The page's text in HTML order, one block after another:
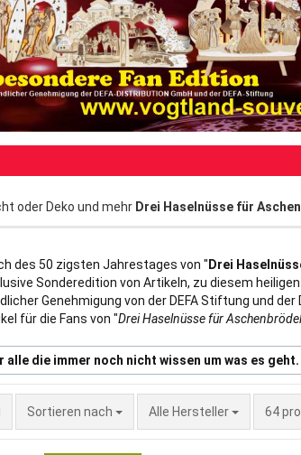
oder Deko und mehr Drei Haselnüsse für
des 50 zigsten Jahrestages von " Drei
Sonderedition von Artikeln, zu diesem
Genehmigung von der DEFA Stiftung und der
für die Fans von "Drei Haselnüsse für Aschenbrödel
alle die immer noch nicht wissen um was es geht.
Sortieren nach
Sortieren nach Alle Hersteller 64
pro